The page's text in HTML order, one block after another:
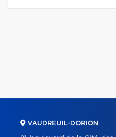
VAUDREUIL-DORION